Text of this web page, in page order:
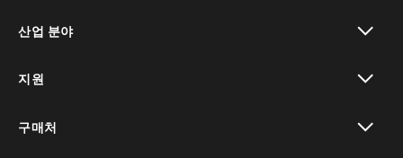
산업 분야
지원
구매처